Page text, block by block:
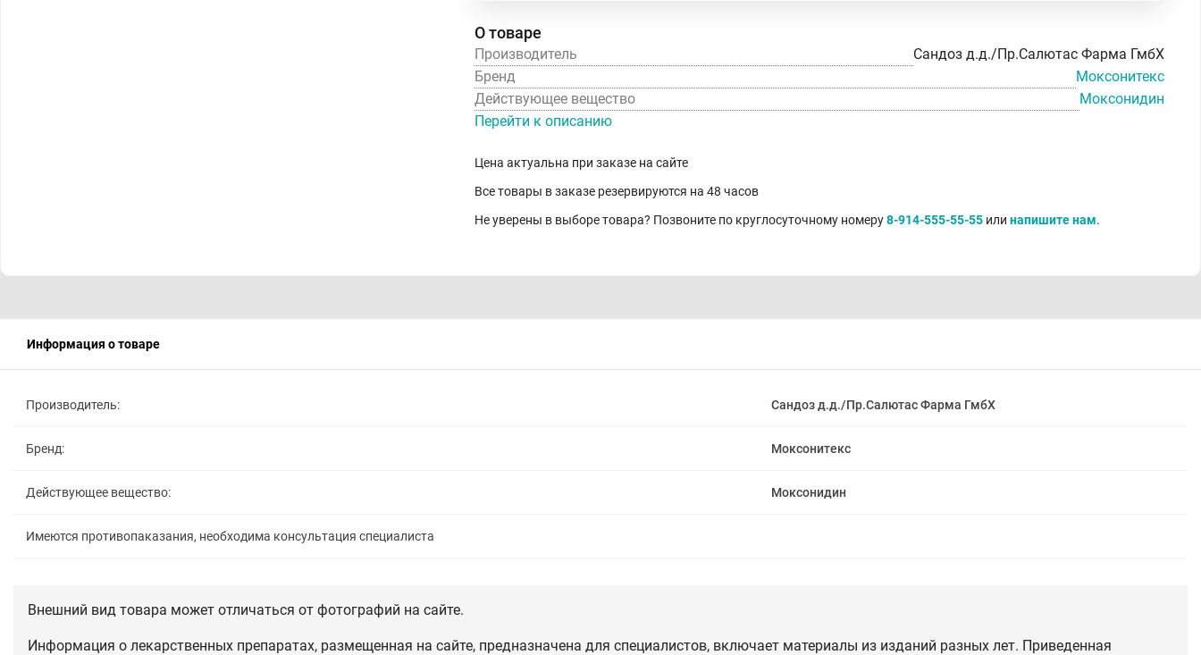
О товаре
Производитель
Сандоз д.д./Пр.Салютас Фарма ГмбХ
Бренд
Моксонитекс
Действующее вещество
Моксонидин
Перейти к описанию
Цена актуальна при заказе на сайте
Все товары в заказе резервируются на 48 часов
Не уверены в выборе товара? Позвоните по круглосуточному номеру8-914-555-55-55 или напишите нам.
Информация о товаре
Производитель: Сандоз д.д./Пр.Салютас Фарма ГмбХ
Бренд: Моксонитекс
Действующее вещество: Моксонидин
Имеются противопаказания, необходима консультация специалиста
Внешний вид товара может отличаться от фотографий на сайте.
Информация о лекарственных препаратах, размещенная на сайте, предназначена для специалистов, включает материалы из изданий разных лет. Приведенная